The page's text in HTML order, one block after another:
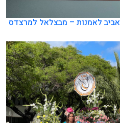
אביב לאמנות – מבצלאל למרצדס